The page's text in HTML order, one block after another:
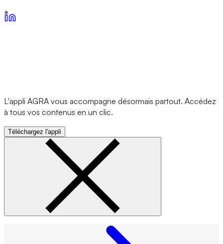
L'appli AGRA vous accompagne désormais partout. Accédez
à tous vos contenus en un clic.
Téléchargez l'appli